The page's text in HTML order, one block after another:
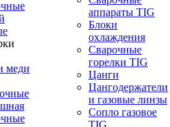
меди
аппараты TIG
Блоки
охлаждения
Сварочные
горелки TIG
Цанги
Цангодержатели
и газовые линзы
Сопло газовое
TIG